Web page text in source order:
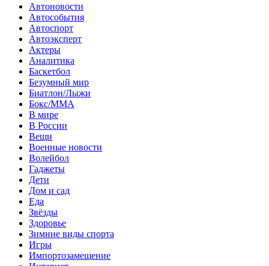
Автоновости
Автособытия
Автоспорт
Автоэксперт
Актеры
Аналитика
Баскетбол
Безумный мир
Биатлон/Лыжи
Бокс/MMA
В мире
В России
Вещи
Военные новости
Волейбол
Гаджеты
Дети
Дом и сад
Еда
Звёзды
Здоровье
Зимние виды спорта
Игры
Импортозамещение